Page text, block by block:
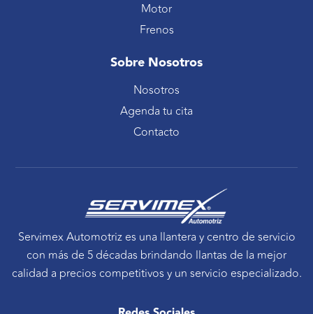
Motor
Frenos
Sobre Nosotros
Nosotros
Agenda tu cita
Contacto
Servimex Automotriz es una llantera y centro de servicio
con más de 5 décadas brindando llantas de la mejor
calidad a precios competitivos y un servicio especializado.